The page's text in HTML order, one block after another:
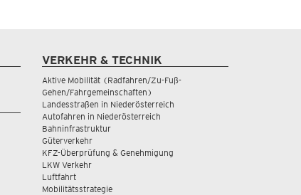
VERKEHR & TECHNIK
Aktive Mobilität (Radfahren/Zu-Fuß-
Gehen/Fahrgemeinschaften)
Landesstraßen in Niederösterreich
Autofahren in Niederösterreich
Bahninfrastruktur
Güterverkehr
KFZ-Überprüfung & Genehmigung
LKW Verkehr
Luftfahrt
Mobilitätsstrategie